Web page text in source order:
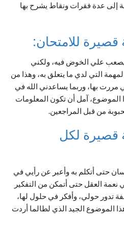
عدة فقرات ونقاط يشرح بها
قصيرة للامتحان:
علي الخوض فيه، ولكني
التي لدي ما يتعلق به، وهذا من
مررت بها، وربما يساعدني الله في
الموضوع، آمل أن تكون المعلومات
من قبل المراجعين.
قصيرة لكل
حتى أتكلم به وأعبر عن رأيي في
نعمة العقل حتى أتمكن من التفكير
تدور حولي، وأفكر في حلول لها،
الموضوع الجيد الذي لطالما أردت